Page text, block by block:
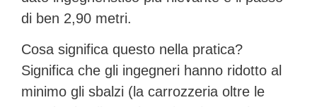
di ben 2,90 metri.
Cosa significa questo nella pratica?
Significa che gli ingegneri hanno ridotto al
minimo gli sbalzi (la carrozzeria oltre le